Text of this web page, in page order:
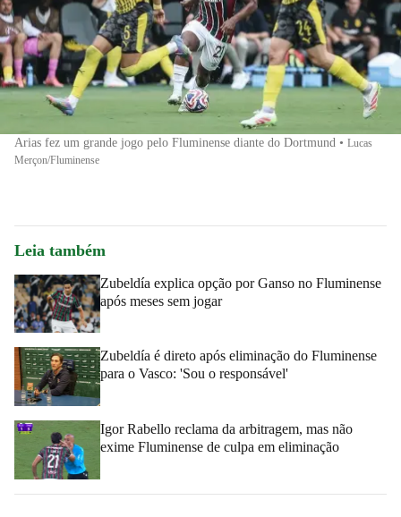
Arias fez um grande jogo pelo Fluminense diante do Dortmund • Lucas
Merçon/Fluminense
Leia também
Zubeldía explica opção por Ganso no Fluminense
após meses sem jogar
Zubeldía é direto após eliminação do Fluminense
para o Vasco: 'Sou o responsável'
Igor Rabello reclama da arbitragem, mas não
exime Fluminense de culpa em eliminação